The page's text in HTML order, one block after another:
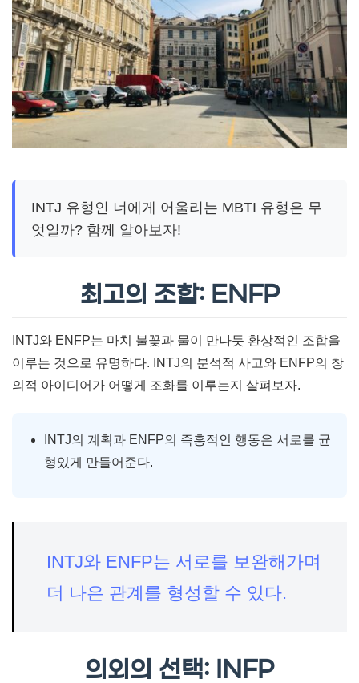
INTJ 유형인 너에게 어울리는 MBTI 유형은 무
엇일까? 함께 알아보자!
최고의 조합: ENFP
INTJ와 ENFP는 마치 불꽃과 물이 만나듯 환상적인 조합을
이루는 것으로 유명하다. INTJ의 분석적 사고와 ENFP의 창
의적 아이디어가 어떻게 조화를 이루는지 살펴보자.
INTJ의 계획과 ENFP의 즉흥적인 행동은 서로를 균
형있게 만들어준다.
INTJ와 ENFP는 서로를 보완해가며
더 나은 관계를 형성할 수 있다.
의외의 선택: INFP